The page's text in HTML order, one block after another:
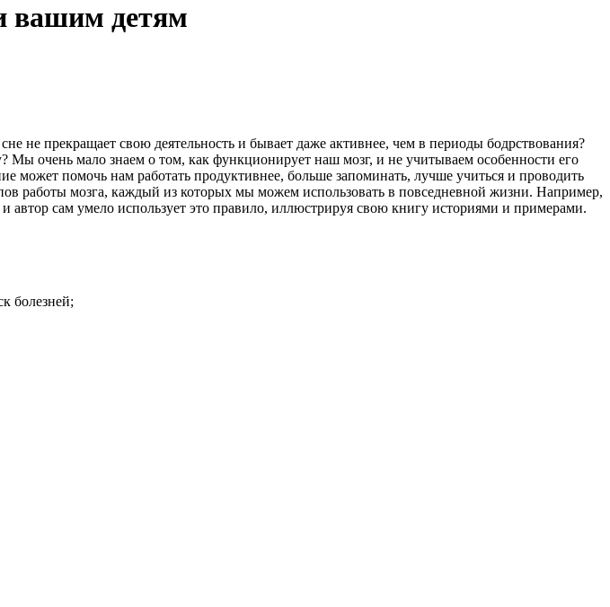
вашим детям
не прекращает свою деятельность и бывает даже активнее, чем в периоды бодрствования?
очень мало знаем о том, как функционирует наш мозг, и не учитываем особенности его
может помочь нам работать продуктивнее, больше запоминать, лучше учиться и проводить
работы мозга, каждый из которых мы можем использовать в повседневной жизни. Например,
сам умело использует это правило, иллюстрируя свою книгу историями и примерами.
болезней;